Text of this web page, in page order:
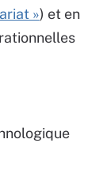
») et en